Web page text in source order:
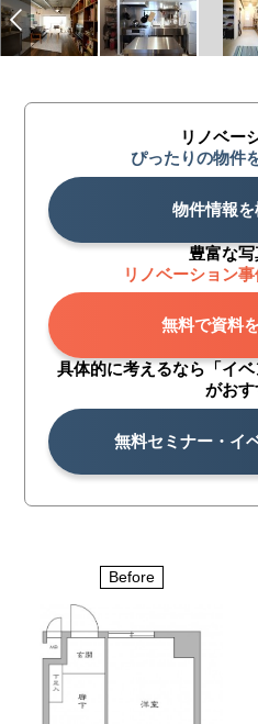
リノベー
ぴったりの物件
物件情報
豊富な
リノベーション
無料で資料
具体的に考えるなら「イ
がおす
無料セミナー・イ
Before